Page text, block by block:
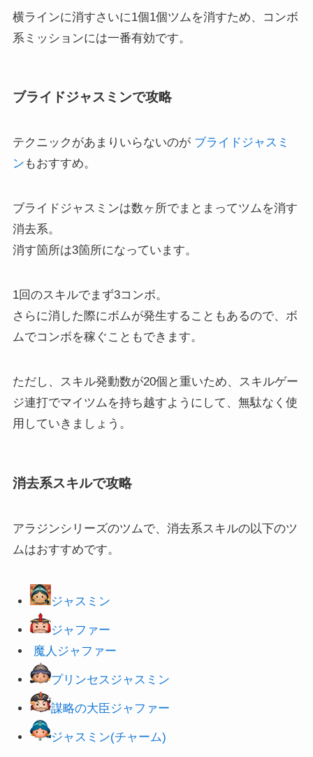
横ラインに消すさいに1個1個ツムを消すため、コンボ
系ミッションには一番有効です。
ブライドジャスミンで攻略
テクニックがあまりいらないのがブライドジャスミ
ン もおすすめ。
ブライドジャスミンは数ヶ所でまとまってツムを消す
消去系。
消す箇所は3箇所になっています。
1回のスキルでまず3コンボ。
さらに消した際にボムが発生することもあるので、ボ
ムでコンボを稼ぐこともできます。
ただし、スキル発動数が20個と重いため、スキルゲー
ジ連打でマイツムを持ち越すようにして、無駄なく使
用していきましょう。
消去系スキルで攻略
アラジンシリーズのツムで、消去系スキルの以下のツ
ムはおすすめです。
ジャスミン
ジャファー
魔人ジャファー
プリンセスジャスミン
謀略の大臣ジャファー
ジャスミン(チャーム)